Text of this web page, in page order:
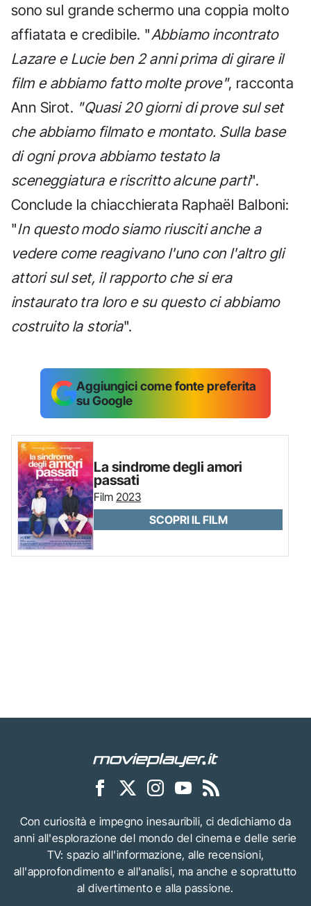
sono sul grande schermo una coppia molto
affiatata e credibile. "Abbiamo incontrato
Lazare e Lucie ben 2 anni prima di girare il
film e abbiamo fatto molte prove", racconta
Ann Sirot. "Quasi 20 giorni di prove sul set
che abbiamo filmato e montato. Sulla base
di ogni prova abbiamo testato la
sceneggiatura e riscritto alcune parti".
Conclude la chiacchierata Raphaël Balboni:
"In questo modo siamo riusciti anche a
vedere come reagivano l'uno con l'altro gli
attori sul set, il rapporto che si era
instaurato tra loro e su questo ci abbiamo
costruito la storia".
Aggiungici come fonte preferita
su Google
La sindrome degli amori
passati
Film 2023
SCOPRI IL FILM
Con curiosità e impegno inesauribili, ci dedichiamo da
anni all'esplorazione del mondo del cinema e delle serie
TV: spazio all'informazione, alle recensioni,
all'approfondimento e all'analisi, ma anche e soprattutto
al divertimento e alla passione.